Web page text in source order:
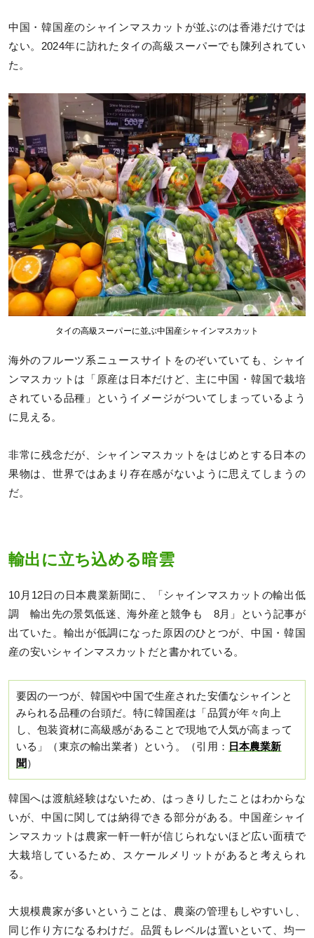
中国・韓国産のシャインマスカットが並ぶのは香港だけでは
ない。2024年に訪れたタイの高級スーパーでも陳列されてい
た。
タイの高級スーパーに並ぶ中国産シャインマスカット
海外のフルーツ系ニュースサイトをのぞいていても、シャイ
ンマスカットは「原産は日本だけど、主に中国・韓国で栽培
されている品種」というイメージがついてしまっているよう
に見える。
非常に残念だが、シャインマスカットをはじめとする日本の
果物は、世界ではあまり存在感がないように思えてしまうの
だ。
輸出に立ち込める暗雲
10月12日の日本農業新聞に、「シャインマスカットの輸出低
調 輸出先の景気低迷、海外産と競争も 8月」という記事が
出ていた。輸出が低調になった原因のひとつが、中国・韓国
産の安いシャインマスカットだと書かれている。
要因の一つが、韓国や中国で生産された安価なシャインと
みられる品種の台頭だ。特に韓国産は「品質が年々向上
し、包装資材に高級感があることで現地で人気が高まって
いる」（東京の輸出業者）という。（引用：
日本農業新
聞）
韓国へは渡航経験はないため、はっきりしたことはわからな
いが、中国に関しては納得できる部分がある。中国産シャイ
ンマスカットは農家一軒一軒が信じられないほど広い面積で
大栽培しているため、スケールメリットがあると考えられ
る。
大規模農家が多いということは、農薬の管理もしやすいし、
同じ作り方になるわけだ。品質もレベルは置いといて、均一